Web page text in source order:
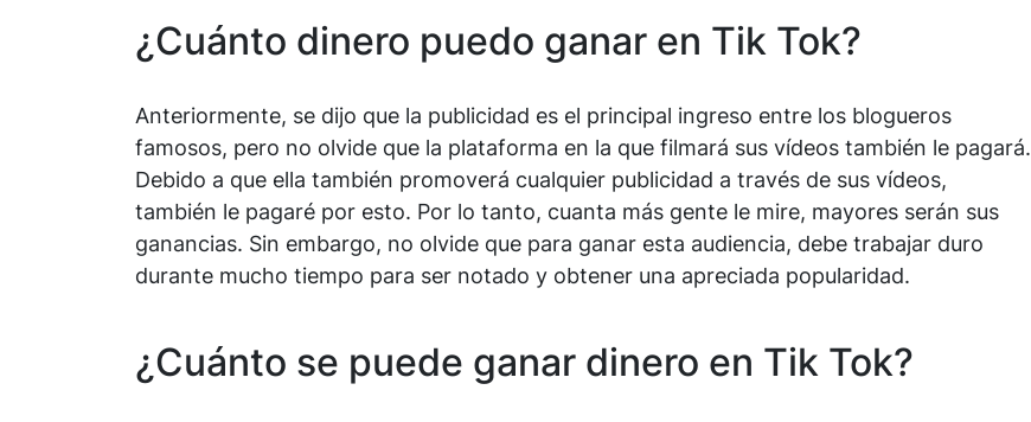
¿Cuánto dinero puedo ganar en Tik Tok?
Anteriormente, se dijo que la publicidad es el principal ingreso entre los blogueros
famosos, pero no olvide que la plataforma en la que filmará sus vídeos también le pagará.
Debido a que ella también promoverá cualquier publicidad a través de sus vídeos,
también le pagaré por esto. Por lo tanto, cuanta más gente le mire, mayores serán sus
ganancias. Sin embargo, no olvide que para ganar esta audiencia, debe trabajar duro
durante mucho tiempo para ser notado y obtener una apreciada popularidad.
¿Cuánto se puede ganar dinero en Tik Tok?